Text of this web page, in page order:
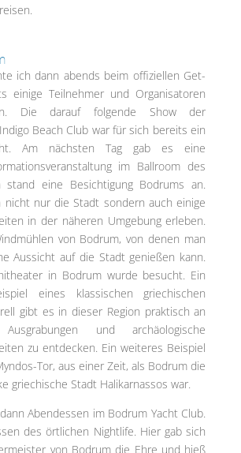
ich dann abends beim offiziellen Get-
einige Teilnehmer und Organisatoren
Die darauf folgende Show der
Beach Club war für sich bereits ein
Am nächsten Tag gab es eine
im Ballroom des
stand eine Besichtigung Bodrums an.
nicht nur die Stadt sondern auch einige
in der näheren Umgebung erleben.
von Bodrum, von denen man
Aussicht auf die Stadt genießen kann.
in Bodrum wurde besucht. Ein
eines klassischen griechischen
gibt es in dieser Region praktisch an
und archäologische
zu entdecken. Ein weiteres Beispiel
Tor, aus einer Zeit, als Bodrum die
griechische Stadt Halikarnassos war.
Abendessen im Bodrum Yacht Club.
des örtlichen Nightlife. Hier gab sich
von Bodrum die Ehre und hieß